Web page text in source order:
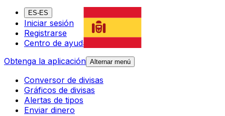
ES-ES
Iniciar sesión
Registrarse
Centro de ayuda
Obtenga la aplicación Alternar menú
Conversor de divisas
Gráficos de divisas
Alertas de tipos
Enviar dinero